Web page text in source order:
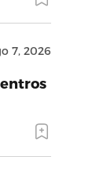
7, 2026